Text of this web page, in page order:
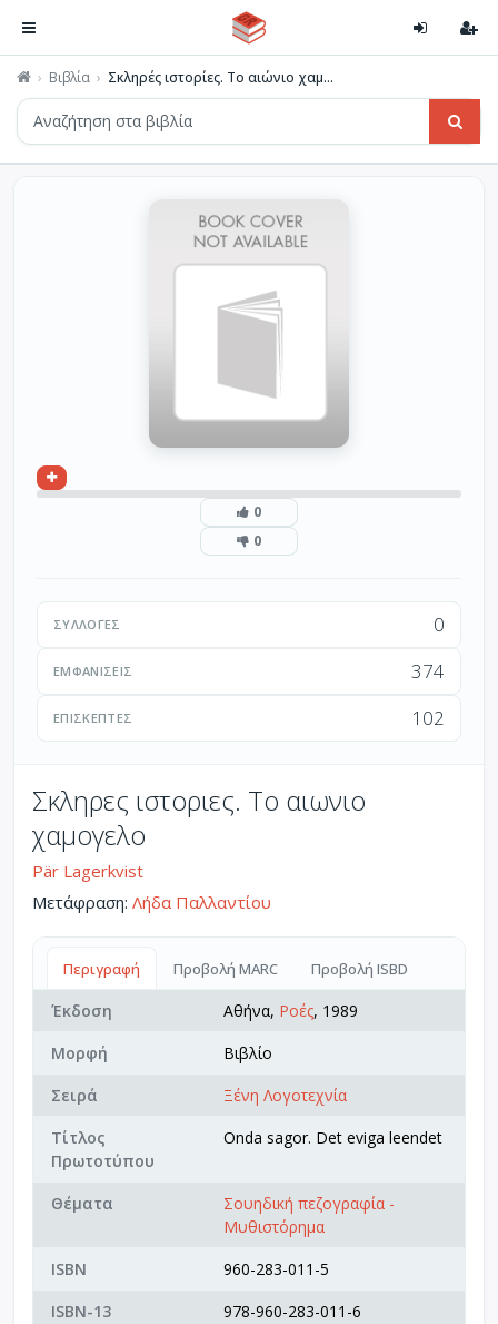
Βιβλία Σκληρές ιστορίες. Το αιώνιο χαμ...
0
0
ΣΥΛΛΟΓΈΣ 0
ΕΜΦΑΝΊΣΕΙΣ 374
ΕΠΙΣΚΈΠΤΕΣ 102
Σκληρες ιστοριες. Το αιωνιο
χαμογελο
Pär Lagerkvist
Μετάφραση: Λήδα Παλλαντίου
Περιγραφή Προβολή MARC Προβολή ISBD
Έκδοση Αθήνα, Ροές, 1989
Μορφή
Βιβλίο
Σειρά
Ξένη Λογοτεχνία
Τίτλος
Πρωτοτύπου
Onda sagor. Det eviga leendet
Θέματα
Σουηδική πεζογραφία -
Μυθιστόρημα
ISBN
960-283-011-5
ISBN-13
978-960-283-011-6